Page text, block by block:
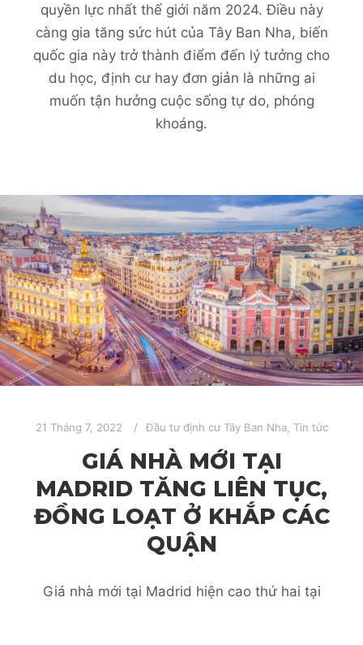
quyền lực nhất thế giới năm 2024. Điều này
càng gia tăng sức hút của Tây Ban Nha, biến
quốc gia này trở thành điểm đến lý tưởng cho
du học, định cư hay đơn giản là những ai
muốn tận hưởng cuộc sống tự do, phóng
khoáng.
21 Tháng 7, 2022 Đầu tư định cư Tây Ban Nha, Tin tức
GIÁ NHÀ MỚI TẠI
MADRID TĂNG LIÊN TỤC,
ĐỒNG LOẠT Ở KHẮP CÁC
QUẬN
Giá nhà mới tại Madrid hiện cao thứ hai tại